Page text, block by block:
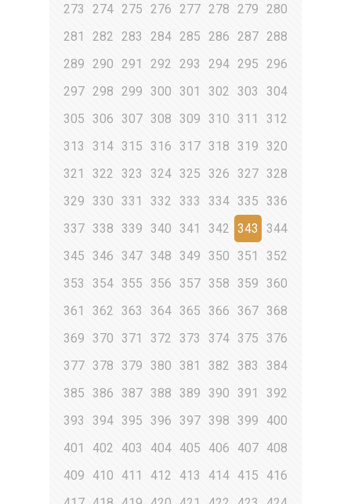
273
274 275 276 277 278 279
280
281
282 283 284 285 286 287 288
289
290 291 292 293 294 295
296
297 298 299 300 301 302 303
304
305
306 307 308 309 310 311
312
313
314 315 316 317 318 319
320
321
322 323 324 325 326 327 328
329
330 331 332 333 334 335
336
337 338 339 340 341 342 343
344
345
346 347 348 349 350 351
352
353
354 355 356 357 358 359 360
361
362 363 364 365 366 367 368
369
370 371 372 373 374 375 376
377 378 379 380 381 382 383
384
385
386 387 388 389 390 391
392
393
394 395 396 397 398 399
400
401
402 403 404 405 406 407 408
409
410 411 412 413 414 415
416